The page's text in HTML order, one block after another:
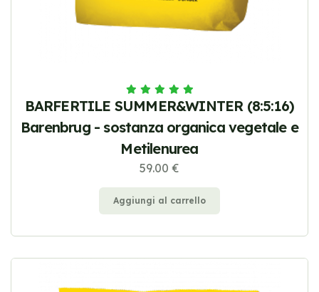
BARFERTILE SUMMER&WINTER (8:5:16)
Barenbrug - sostanza organica vegetale e
Metilenurea
59.00 €
Aggiungi al carrello